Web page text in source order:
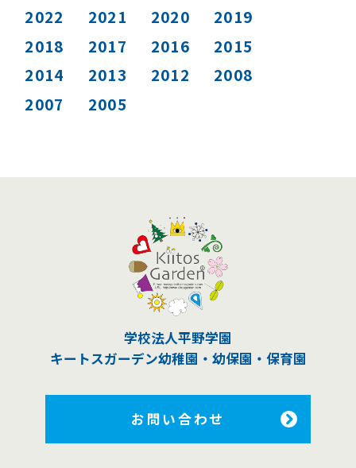
2022
2021 2020
2019
2018
2017 2016
2015
2014
2013 2012
2008
2007
2005
学校法人平野学園
キートスガーデン幼稚園 ・幼保園・保育園
お問い合わせ